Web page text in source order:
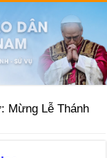
Mừng Lễ Thánh